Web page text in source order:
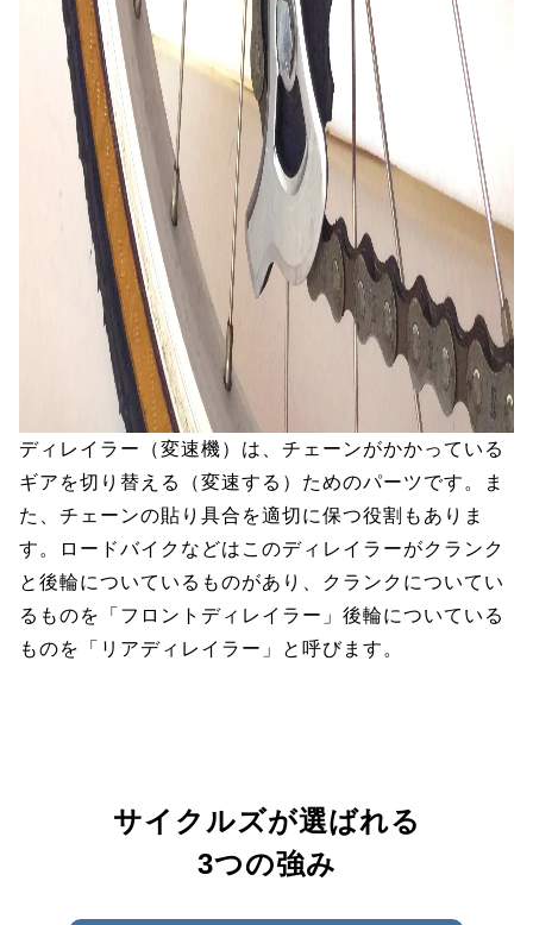
ディレイラー（変速機）は、チェーンがかかっている
ギアを切り替える（変速する）ためのパーツです。ま
た、チェーンの貼り具合を適切に保つ役割もありま
す。ロードバイクなどはこのディレイラーがクランク
と後輪についているものがあり、クランクについてい
るものを「フロントディレイラー」後輪についている
ものを「リアディレイラー」と呼びます。
サイクルズが選ばれる
3つの強み